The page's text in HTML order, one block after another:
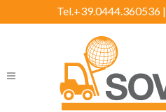
Tel.+39.0444.360536 |